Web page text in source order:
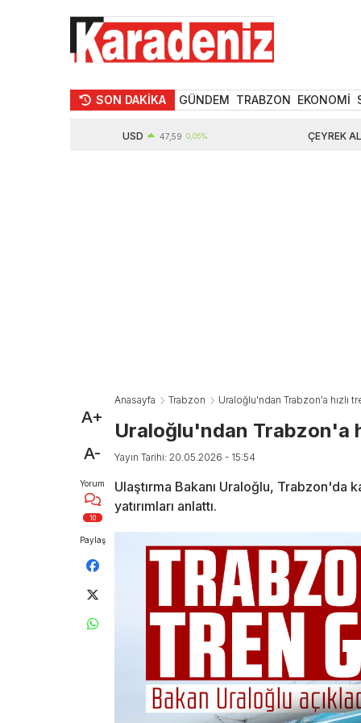
SON DAKİKA GÜNDEM TRABZON EKONOMİ
47,59 0,05% ÇEYREK ALTIN
A+
A-
Yorum
10
Paylaş
Anasayfa Trabzon Uraloğlu'ndan Trabzon'a hızlı
Uraloğlu'ndan Trabzon'a
Yayın Tarihi: 20.05.2026 - 15:54
Ulaştırma Bakanı Uraloğlu, Trabzon'da
yatırımları anlattı.